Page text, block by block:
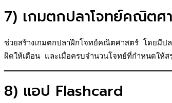
7) เกมตกปลาโจทย์คณิตศ
ช่วยสร้างเกมตกปลาฝึกโจทย์คณิตศาสตร์ โดยมี
ผิดให้เตือน และเมื่อครบจำนวนโจทย์ที่กำหนดให้
8) แอป Flashcard